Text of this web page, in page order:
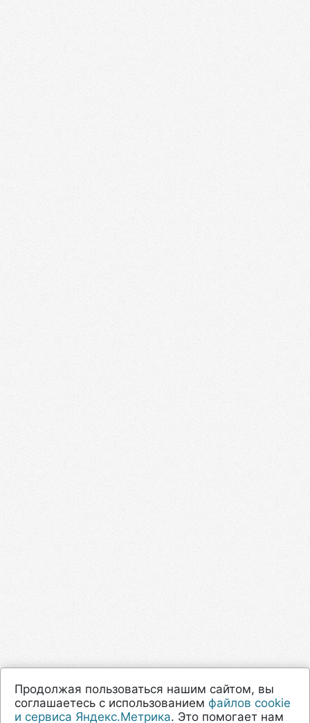
Продолжая пользоваться нашим сайтом, вы
соглашаетесь с использованием файлов cookie
и сервиса Яндекс.Метрика. Это помогает нам